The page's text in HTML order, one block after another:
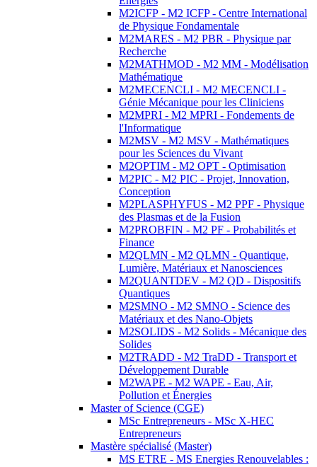
M2ICFP - M2 ICFP - Centre International
de Physique Fondamentale
M2MARES - M2 PBR - Physique par
Recherche
M2MATHMOD - M2 MM - Modélisation
Mathématique
M2MECENCLI - M2 MECENCLI -
Génie Mécanique pour les Cliniciens
M2MPRI - M2 MPRI - Fondements de
l'Informatique
M2MSV - M2 MSV - Mathématiques
pour les Sciences du Vivant
M2OPTIM - M2 OPT - Optimisation
M2PIC - M2 PIC - Projet, Innovation,
Conception
M2PLASPHYFUS - M2 PPF - Physique
des Plasmas et de la Fusion
M2PROBFIN - M2 PF - Probabilités et
Finance
M2QLMN - M2 QLMN - Quantique,
Lumière, Matériaux et Nanosciences
M2QUANTDEV - M2 QD - Dispositifs
Quantiques
M2SMNO - M2 SMNO - Science des
Matériaux et des Nano-Objets
M2SOLIDS - M2 Solids - Mécanique des
Solides
M2TRADD - M2 TraDD - Transport et
Développement Durable
M2WAPE - M2 WAPE - Eau, Air,
Pollution et Énergies
Master of Science (CGE)
MSc Entrepreneurs - MSc X-HEC
Entrepreneurs
Mastère spécialisé (Master)
MS ETRE - MS Energies Renouvelables :